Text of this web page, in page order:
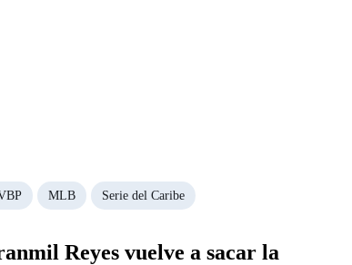
MLB Serie del Caribe
Reyes vuelve a sacar la